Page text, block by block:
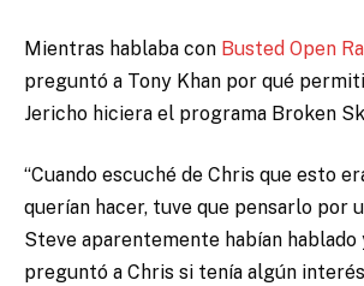
Mientras hablaba con Busted Open
preguntó a Tony Khan por qué
Jericho hiciera el programa Broken
“Cuando escuché de Chris que esto
querían hacer, tuve que pensarlo por
Steve aparentemente habían
preguntó a Chris si tenía algún